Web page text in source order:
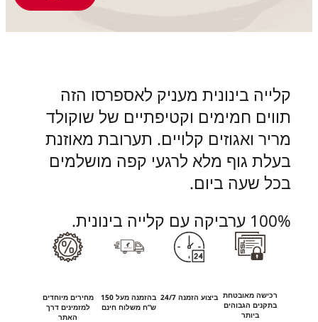
בינונית מעניק לאספרסו הזה
חמימים וקטיפתיים של שוקולד
ואגוזים קלויים. תערובת מאוזנת
גוף מלא לרגעי קפה מושלמים
שעה ביום.
עם קלייה בינונית.
רכישה מאובטחת
בתקנים הגבוהים
ביצוע הזמנה 24/7
בהזמנה מעל 150
ש”ח משלוח חינם
מחירים מיוחדים
למזמינים דרך